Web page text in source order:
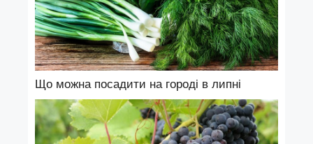
Що можна посадити на городі в липні